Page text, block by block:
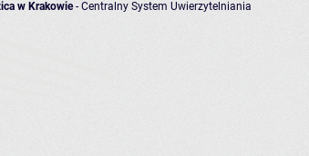
w Krakowie- Centralny System Uwierzytelniania